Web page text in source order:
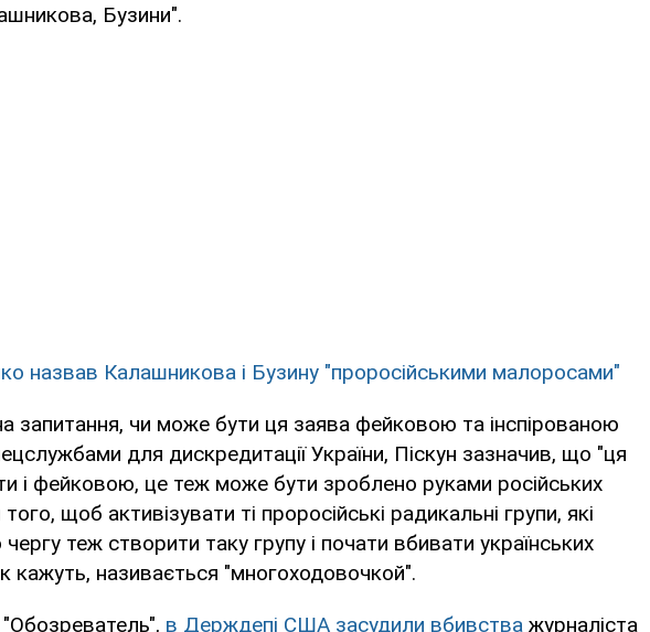
Бузини".
назвав Калашникова і Бузину "проросійськими малоросами"
запитання, чи може бути ця заява фейковою та інспірованою
для дискредитації України, Піскун зазначив, що "ця
і фейковою, це теж може бути зроблено руками російських
щоб активізувати ті проросійські радикальні групи, які
теж створити таку групу і почати вбивати українських
кажуть, називається "многоходовочкой".
в Держдепі США засудили вбивства журналіста